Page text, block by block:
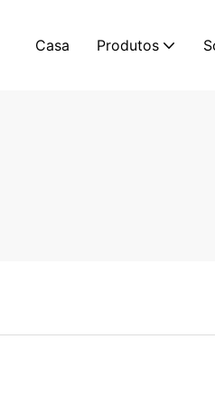
Casa Produtos